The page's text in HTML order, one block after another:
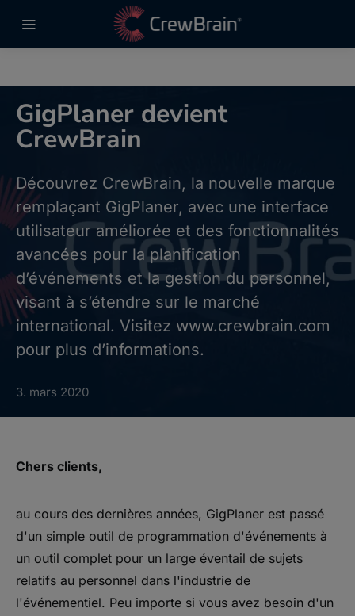
GigPlaner devient
CrewBrain
Découvrez CrewBrain, la nouvelle marque
remplaçant GigPlaner, avec une interface
utilisateur améliorée et des fonctionnalités
avancées pour la planification
d’événements et la gestion du personnel,
visant à s’étendre sur le marché
international. Visitez www.crewbrain.com
pour plus d’informations.
3. mars 2020
Chers clients,
au cours des dernières années, GigPlaner est passé
d'un simple outil de programmation d'événements à
un outil complet pour un large éventail de sujets
relatifs au personnel dans l'industrie de
l'événementiel. Peu importe si vous avez besoin d'un